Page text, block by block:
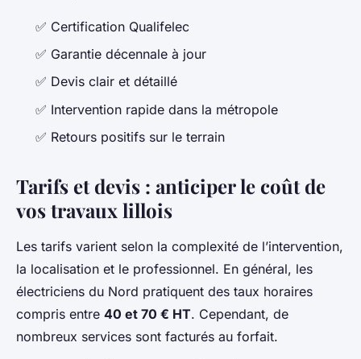
✅ Certification Qualifelec
✅ Garantie décennale à jour
✅ Devis clair et détaillé
✅ Intervention rapide dans la métropole
✅ Retours positifs sur le terrain
Tarifs et devis : anticiper le coût de
vos travaux lillois
Les tarifs varient selon la complexité de l’intervention,
la localisation et le professionnel. En général, les
électriciens du Nord pratiquent des taux horaires
compris entre 40 et 70 € HT. Cependant, de
nombreux services sont facturés au forfait.